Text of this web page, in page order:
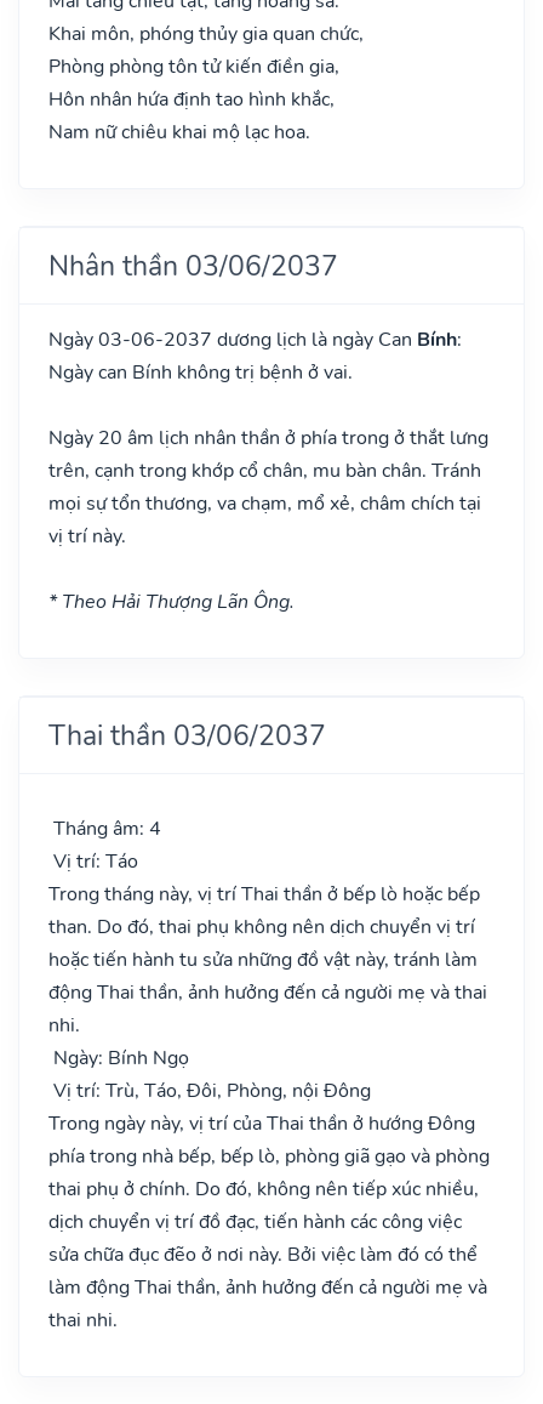
Khai môn, phóng thủy gia quan chức,
Phòng phòng tôn tử kiến điền gia,
Hôn nhân hứa định tao hình khắc,
Nam nữ chiêu khai mộ lạc hoa.
Nhân thần 03/06/2037
Ngày 03-06-2037 dương lịch là ngày Can Bính:
Ngày can Bính không trị bệnh ở vai.
Ngày 20 âm lịch nhân thần ở phía trong ở thắt lưng
trên, cạnh trong khớp cổ chân, mu bàn chân. Tránh
mọi sự tổn thương, va chạm, mổ xẻ, châm chích tại
vị trí này.
* Theo Hải Thượng Lãn Ông.
Thai thần 03/06/2037
Tháng âm: 4
Vị trí: Táo
Trong tháng này, vị trí Thai thần ở bếp lò hoặc bếp
than. Do đó, thai phụ không nên dịch chuyển vị trí
hoặc tiến hành tu sửa những đồ vật này, tránh làm
động Thai thần, ảnh hưởng đến cả người mẹ và thai
nhi.
Ngày: Bính Ngọ
Vị trí: Trù, Táo, Đôi, Phòng, nội Đông
Trong ngày này, vị trí của Thai thần ở hướng Đông
phía trong nhà bếp, bếp lò, phòng giã gạo và phòng
thai phụ ở chính. Do đó, không nên tiếp xúc nhiều,
dịch chuyển vị trí đồ đạc, tiến hành các công việc
sửa chữa đục đẽo ở nơi này. Bởi việc làm đó có thể
làm động Thai thần, ảnh hưởng đến cả người mẹ và
thai nhi.